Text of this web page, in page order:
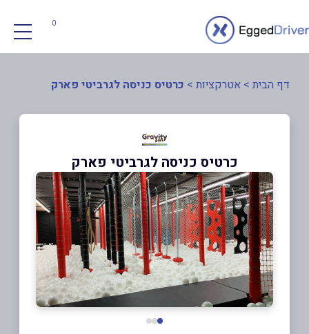
0
דף הבית > אטרקציות > כרטיס כניסה לגרביטי פארק
כרטיס כניסה לגרביטי פארק